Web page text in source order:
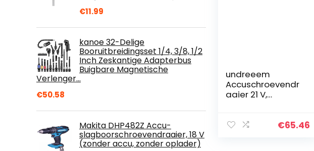
€11.99
kanoe 32-Delige
Booruitbreidingsset 1/4, 3/8, 1/2
Inch Zeskantige Adapterbus
Buigbare Magnetische
Verlenger…
€50.58
Makita DHP482Z Accu-
slagboorschroevendraaier, 18 V
(zonder accu, zonder oplader)
undreeem
Accuschroevendr
aaier 21 V,
batterijen, accu-
€65.46